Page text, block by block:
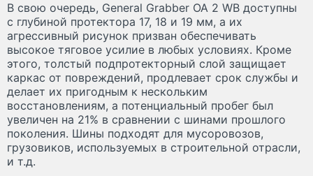
В свою очередь, General Grabber OA 2 WB доступны
с глубиной протектора 17, 18 и 19 мм, а их
агрессивный рисунок призван обеспечивать
высокое тяговое усилие в любых условиях. Кроме
этого, толстый подпротекторный слой защищает
каркас от повреждений, продлевает срок службы и
делает их пригодным к нескольким
восстановлениям, а потенциальный пробег был
увеличен на 21% в сравнении с шинами прошлого
поколения. Шины подходят для мусоровозов,
грузовиков, используемых в строительной отрасли,
и т.д.